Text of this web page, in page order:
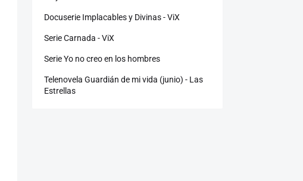
Docuserie Implacables y Divinas - ViX
Serie Carnada - ViX
Serie Yo no creo en los hombres
Telenovela Guardián de mi vida (junio) - Las
Estrellas